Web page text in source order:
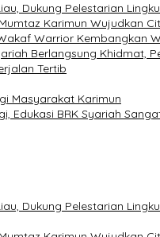
Dukung Pelestarian
Karimun Wujudkan
Warrior Kembangkan
Berlangsung Khidmat,
Tertib
Masyarakat Karimun
Edukasi BRK Syariah
Dukung Pelestarian